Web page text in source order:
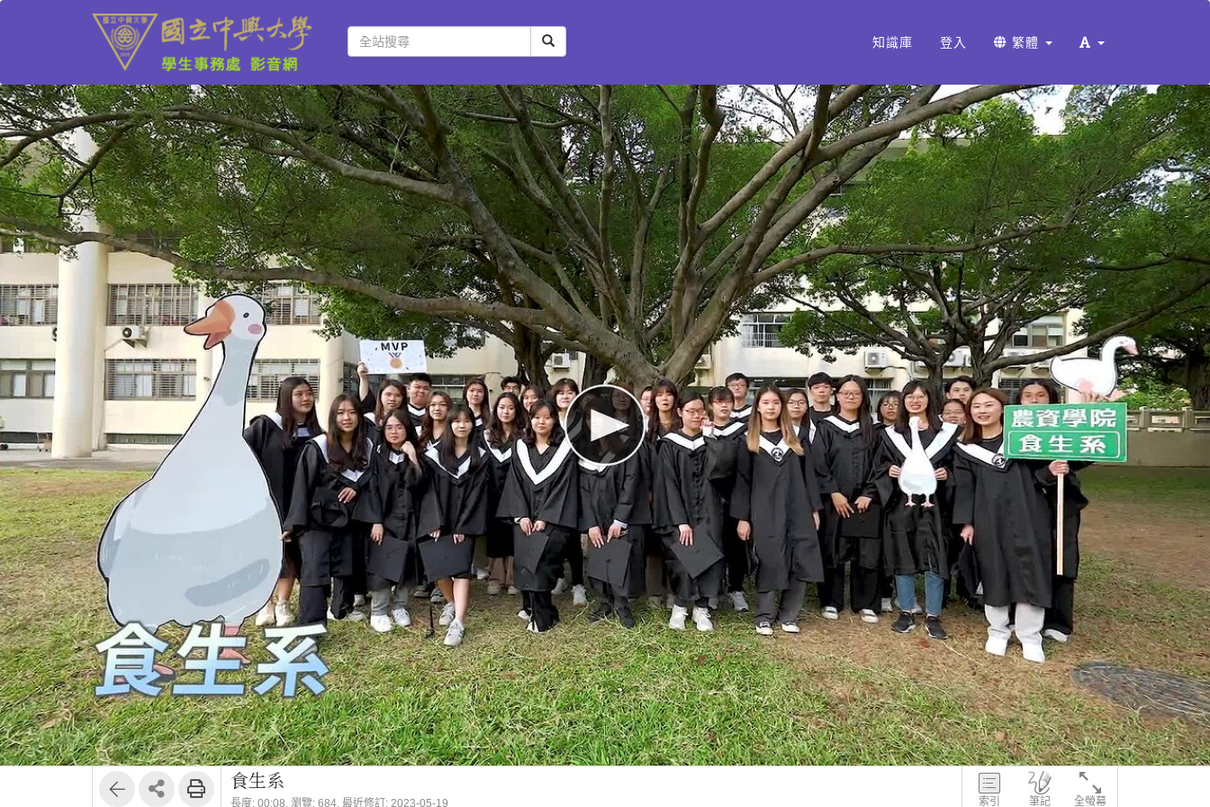
知識庫 登入 繁體
索引 筆記 全螢幕
食生系
長度: 00:08, 瀏覽: 684, 最近修訂: 2023-05-19